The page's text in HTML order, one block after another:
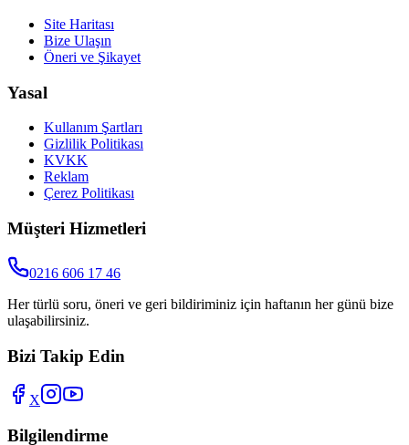
Site Haritası
Bize Ulaşın
Öneri ve Şikayet
Yasal
Kullanım Şartları
Gizlilik Politikası
KVKK
Reklam
Çerez Politikası
Müşteri Hizmetleri
0216 606 17 46
Her türlü soru, öneri ve geri bildiriminiz için haftanın her günü bize
ulaşabilirsiniz.
Bizi Takip Edin
X
Bilgilendirme